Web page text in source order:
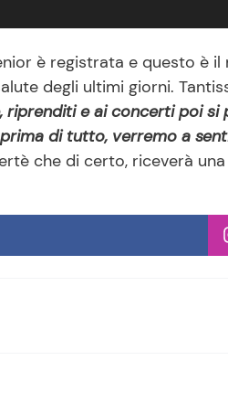
è registrata e questo è
degli ultimi giorni.
riprenditi e ai concerti poi si
di tutto, verremo a
che di certo, riceverà